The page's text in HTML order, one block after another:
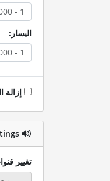
اليسار:
إزالة
Optional Audio settings
تغيير